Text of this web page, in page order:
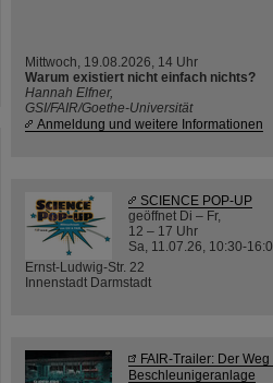
Mittwoch, 19.08.2026, 14 Uhr
Warum existiert nicht einfach nichts?
Hannah Elfner,
GSI/FAIR/Goethe-Universität
Anmeldung und weitere Informationen
SCIENCE POP-UP
geöffnet Di – Fr,
12 – 17 Uhr
Sa, 11.07.26, 10:30-
Ernst-Ludwig-Str. 22
Innenstadt Darmstadt
FAIR-Trailer: Der
Beschleunigeranlage